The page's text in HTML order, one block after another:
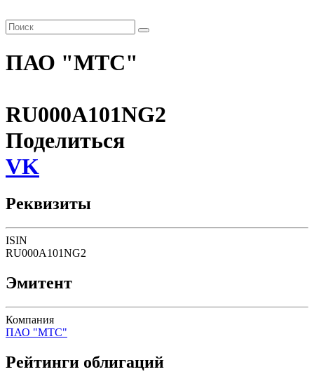
ПАО "МТС"
RU000A101NG2
Поделиться
VK
Реквизиты
ISIN
RU000A101NG2
Эмитент
Компания
ПАО "МТС"
Рейтинги облигаций